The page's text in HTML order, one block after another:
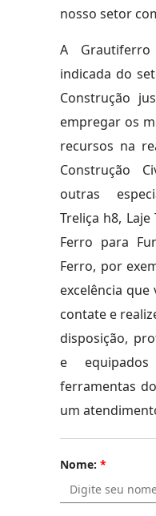
nosso setor
A
indicada do
Construção
empregar os
recursos na
Construção
outras
Treliça h8, Laje
Ferro para
Ferro, por
excelência
contate e
disposição,
e
ferramentas
um
Nome: *